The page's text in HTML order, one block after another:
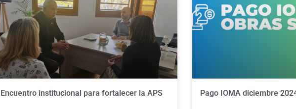
Encuentro institucional para fortalecer la APS Pago IOMA diciembre